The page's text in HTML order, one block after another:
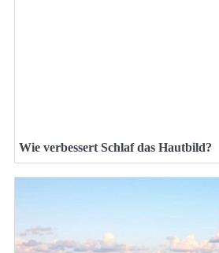
Wie verbessert Schlaf das Hautbild?